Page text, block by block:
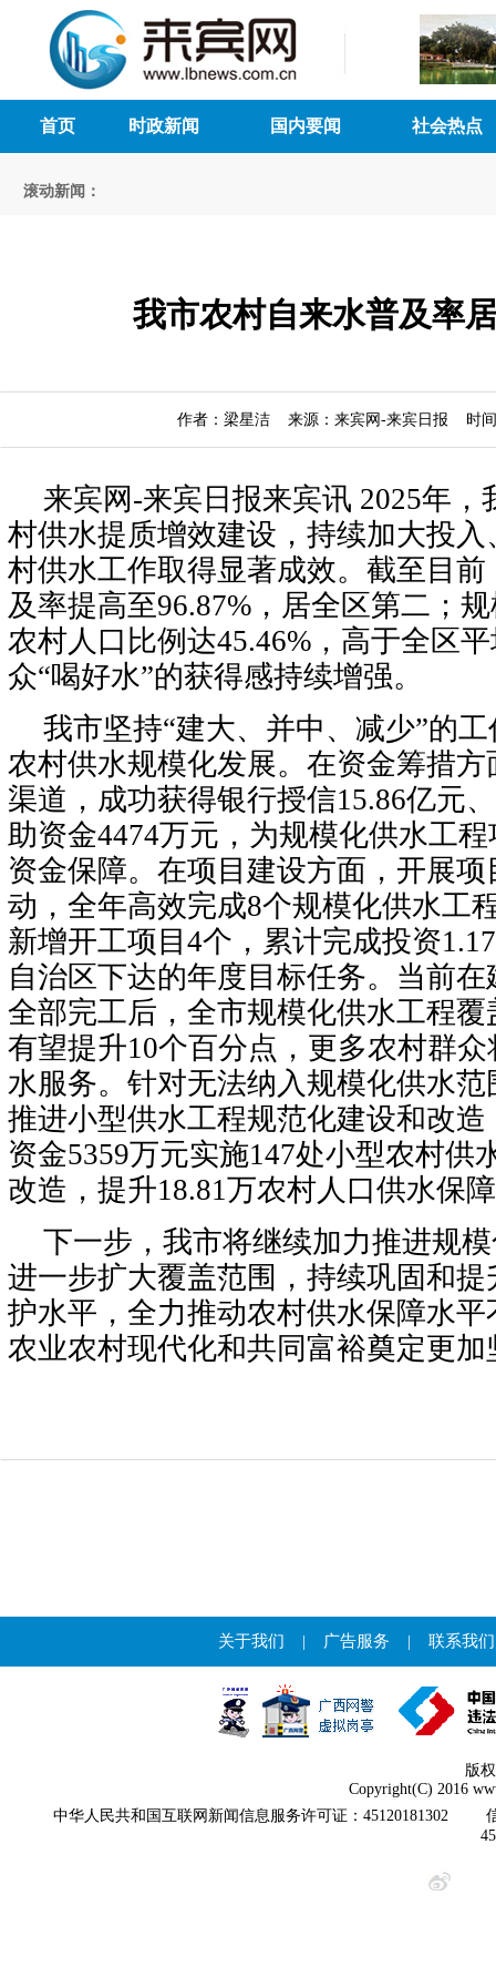
首页 时政新闻 国内要闻 社会热点
滚动新闻：
我市农村自来水普及率
作者：梁星洁 来源：来宾网-来宾日报 时间
来宾网-来宾日报来宾讯 2025年
村供水提质增效建设，持续加大投
村供水工作取得显著成效。截至目
及率提高至96.87%，居全区第二；
农村人口比例达45.46%，高于全区
众“喝好水”的获得感持续增强。
我市坚持“建大、并中、减少”的
农村供水规模化发展。在资金筹措
渠道，成功获得银行授信15.86亿元
助资金4474万元，为规模化供水工
资金保障。在项目建设方面，开展
动，全年高效完成8个规模化供水工
新增开工项目4个，累计完成投资
自治区下达的年度目标任务。当前
全部完工后，全市规模化供水工程
有望提升10个百分点，更多农村群
水服务。针对无法纳入规模化供水
推进小型供水工程规范化建设和改造
资金5359万元实施147处小型农村供
改造，提升18.81万农村人口供水保
下一步，我市将继续加力推进规
进一步扩大覆盖范围，持续巩固和
护水平，全力推动农村供水保障水
农业农村现代化和共同富裕奠定更
关于我们 | 广告服务 | 联系我们
版
Copyright(C) 2016
中华人民共和国互联网新闻信息服务许可证：45120181302